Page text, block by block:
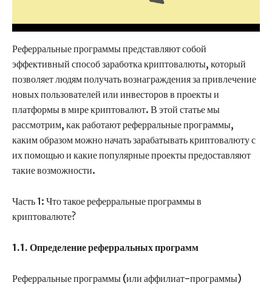
Реферральные программы представляют собой
эффективный способ заработка криптовалюты, который
позволяет людям получать вознаграждения за привлечение
новых пользователей или инвесторов в проекты и
платформы в мире криптовалют. В этой статье мы
рассмотрим, как работают реферральные программы,
каким образом можно начать зарабатывать криптовалюту с
их помощью и какие популярные проекты предоставляют
такие возможности.
Часть 1: Что такое реферральные программы в
криптовалюте?
1.1. Определение реферральных программ
Реферральные программы (или аффилиат-программы)